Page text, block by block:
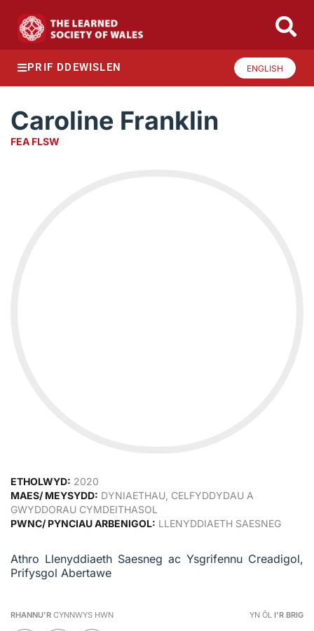
PRIF DDEWISLEN ENGLISH
Caroline Franklin
FEA FLSW
ETHOLWYD: 2020
MAES/ MEYSYDD: DYNIAETHAU, CELFYDDYDAU A
GWYDDORAU CYMDEITHASOL
PWNC/ PYNCIAU ARBENIGOL: LLENYDDIAETH SAESNEG
Athro Llenyddiaeth Saesneg ac Ysgrifennu Creadigol,
Prifysgol Abertawe
RHANNU'R CYNNWYS HWN YN ÔL I'R BRIG